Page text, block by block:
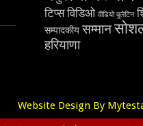
टिप्स विडिओ वीडियो बुलेटिन
सम्पादकीय सम्मान
हरियाणा
Website Design By